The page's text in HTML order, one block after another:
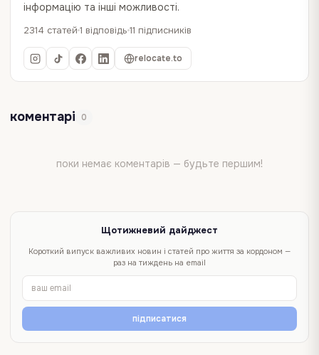
інформацію та інші можливості.
2314 статей 1 відповідь 11 підписників
relocate.to
коментарі 0
поки немає коментарів — будьте першим!
Щотижневий дайджест
Короткий випуск важливих новин і статей про життя за кордоном —
раз на тиждень на email
підписатися